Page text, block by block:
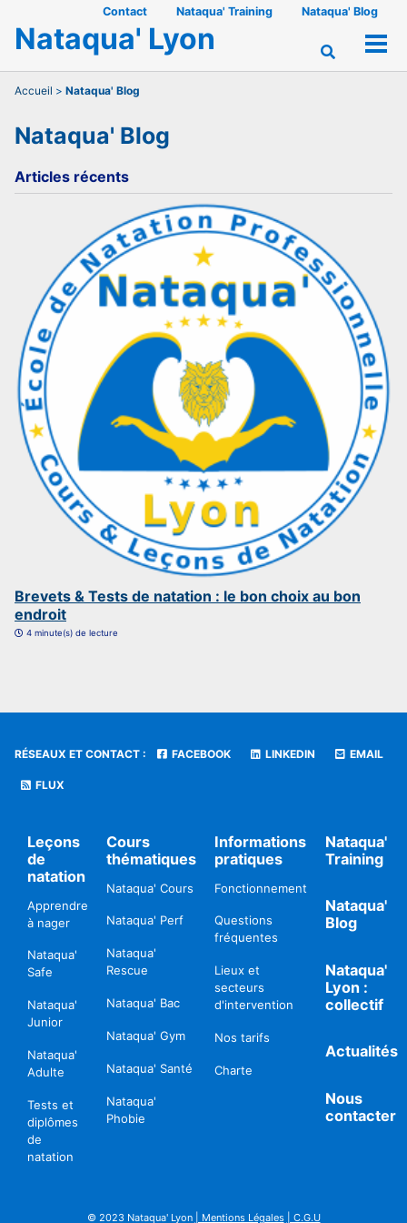
primary
navigation
content
footer
Contact Nataqua' Training Nataqua' Blog
Nataqua' Lyon
Toggle
search
Accueil > Nataqua' Blog
Nataqua' Blog
Articles récents
Brevets & Tests de natation : le bon choix au bon
endroit
4 minute(s) de lecture
RÉSEAUX ET CONTACT : FACEBOOK LINKEDIN EMAIL
FLUX
Leçons
de
natation
Apprendre
à nager
Nataqua'
Safe
Nataqua'
Junior
Nataqua'
Adulte
Tests et
diplômes
de
natation
Cours
thématiques
Nataqua' Cours
Nataqua' Perf
Nataqua'
Rescue
Nataqua' Bac
Nataqua' Gym
Nataqua' Santé
Nataqua'
Phobie
Informations
pratiques
Fonctionnement
Questions
fréquentes
Lieux et
secteurs
d'intervention
Nos tarifs
Charte
Nataqua'
Training
Nataqua'
Blog
Nataqua'
Lyon :
collectif
Actualités
Nous
contacter
© 2023 Nataqua' Lyon | Mentions Légales | C.G.U